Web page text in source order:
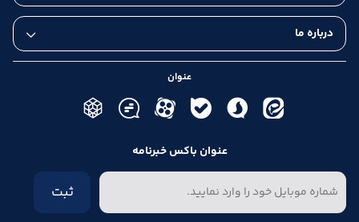
درباره ما
عنوان
عنوان باکس خبرنامه
ثبت